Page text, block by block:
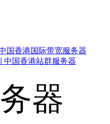
国香港国际带宽服务器
中国香港站群服务器
器